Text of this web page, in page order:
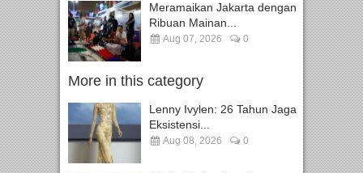
Meramaikan Jakarta dengan
Ribuan Mainan...
Aug 07, 2026 0
More in this category
Lenny Ivylen: 26 Tahun Jaga
Eksistensi...
Aug 08, 2026 0